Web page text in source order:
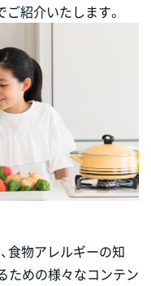
紹介いたします。
食物アレルギーの知
ための様々なコンテン